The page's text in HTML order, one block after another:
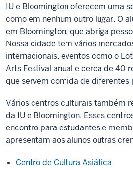
IU e Bloomington oferecem uma
como em nenhum outro lugar. O
em Bloomington, que abriga
Nossa cidade tem vários
internacionais, eventos como o
Arts Festival anual e cerca de 40
que servem comida de diferentes
Vários centros culturais também
da IU e Bloomington. Esses
encontro para estudantes e
apresentam aos alunos outras
Centro de Cultura Asiática